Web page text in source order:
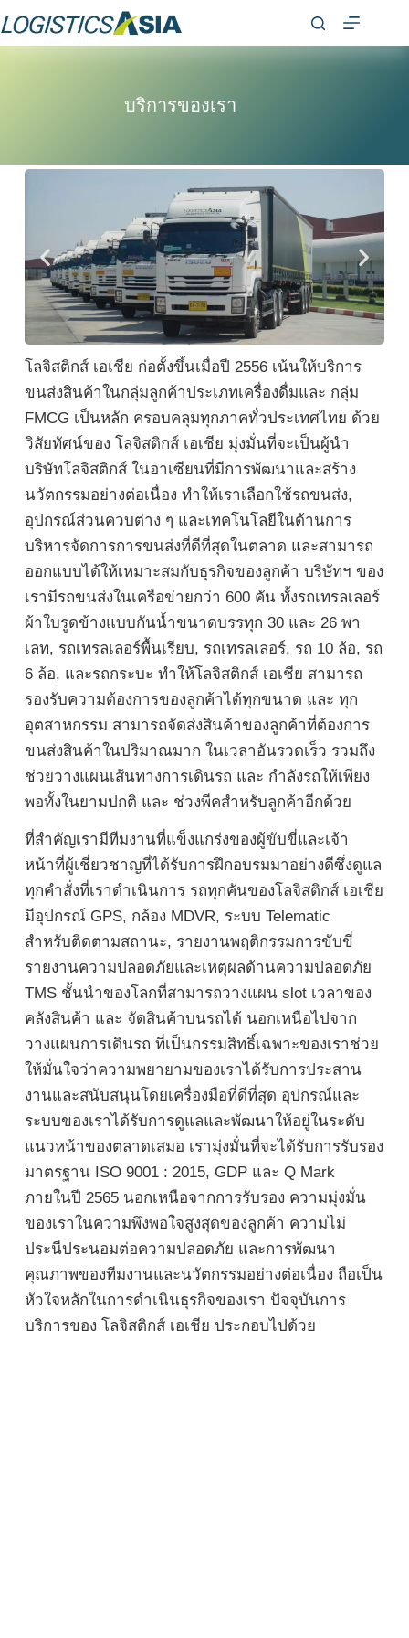
บริการของเรา
โลจิสติกส์ เอเชีย ก่อตั้งขึ้นเมื่อปี 2556 เน้นให้บริการ
ขนส่งสินค้าในกลุ่มลูกค้าประเภทเครื่องดื่มและ กลุ่ม
FMCG เป็นหลัก ครอบคลุมทุกภาคทั่วประเทศไทย ด้วย
วิสัยทัศน์ของ โลจิสติกส์ เอเชีย มุ่งมั่นที่จะเป็นผู้นำ
บริษัทโลจิสติกส์ ในอาเซียนที่มีการพัฒนาและสร้าง
นวัตกรรมอย่างต่อเนื่อง ทำให้เราเลือกใช้รถขนส่ง,
อุปกรณ์ส่วนควบต่าง ๆ และเทคโนโลยีในด้านการ
บริหารจัดการการขนส่งที่ดีที่สุดในตลาด และสามารถ
ออกแบบได้ให้เหมาะสมกับธุรกิจของลูกค้า บริษัทฯ ของ
เรามีรถขนส่งในเครือข่ายกว่า 600 คัน ทั้งรถเทรลเลอร์
ผ้าใบรูดข้างแบบกันน้ำขนาดบรรทุก 30 และ 26 พา
เลท, รถเทรลเลอร์พื้นเรียบ, รถเทรลเลอร์, รถ 10 ล้อ, รถ
6 ล้อ, และรถกระบะ ทำให้โลจิสติกส์ เอเชีย สามารถ
รองรับความต้องการของลูกค้าได้ทุกขนาด และ ทุก
อุตสาหกรรม สามารถจัดส่งสินค้าของลูกค้าที่ต้องการ
ขนส่งสินค้าในปริมาณมาก ในเวลาอันรวดเร็ว รวมถึง
ช่วยวางแผนเส้นทางการเดินรถ และ กำลังรถให้เพียง
พอทั้งในยามปกติ และ ช่วงพีคสำหรับลูกค้าอีกด้วย
ที่สำคัญเรามีทีมงานที่แข็งแกร่งของผู้ขับขี่และเจ้า
หน้าที่ผู้เชี่ยวชาญที่ได้รับการฝึกอบรมมาอย่างดีซึ่งดูแล
ทุกคำสั่งที่เราดำเนินการ รถทุกคันของโลจิสติกส์ เอเชีย
มีอุปกรณ์ GPS, กล้อง MDVR, ระบบ Telematic
สำหรับติดตามสถานะ, รายงานพฤติกรรมการขับขี่
รายงานความปลอดภัยและเหตุผลด้านความปลอดภัย
TMS ชั้นนำของโลกที่สามารถวางแผน slot เวลาของ
คลังสินค้า และ จัดสินค้าบนรถได้ นอกเหนือไปจาก
วางแผนการเดินรถ ที่เป็นกรรมสิทธิ์เฉพาะของเราช่วย
ให้มั่นใจว่าความพยายามของเราได้รับการประสาน
งานและสนับสนุนโดยเครื่องมือที่ดีที่สุด อุปกรณ์และ
ระบบของเราได้รับการดูแลและพัฒนาให้อยู่ในระดับ
แนวหน้าของตลาดเสมอ เรามุ่งมั่นที่จะได้รับการรับรอง
มาตรฐาน ISO 9001 : 2015, GDP และ Q Mark
ภายในปี 2565 นอกเหนือจากการรับรอง ความมุ่งมั่น
ของเราในความพึงพอใจสูงสุดของลูกค้า ความไม่
ประนีประนอมต่อความปลอดภัย และการพัฒนา
คุณภาพของทีมงานและนวัตกรรมอย่างต่อเนื่อง ถือเป็น
หัวใจหลักในการดำเนินธุรกิจของเรา ปัจจุบันการ
บริการของ โลจิสติกส์ เอเชีย ประกอบไปด้วย